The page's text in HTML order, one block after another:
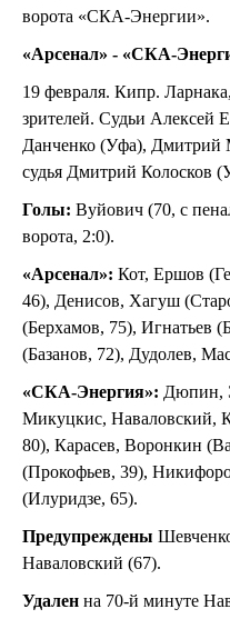
ворота «СКА-Энергии».
«Арсенал» - «СКА-
19 февраля. Кипр.
зрителей. Судьи Алексей
Данченко (Уфа), Дмитрий
судья Дмитрий Колосков
Голы: Вуйович (70, с
ворота, 2:0).
«Арсенал»: Кот, Ершов
46), Денисов, Хагуш
(Берхамов, 75), Игнатьев
(Базанов, 72), Дудолев,
«СКА-Энергия»: Дюпин,
Микуцкис, Наваловский,
80), Карасев, Воронкин
(Прокофьев, 39),
(Илуридзе, 65).
Предупреждены
Наваловский (67).
Удален на 70-й минуте